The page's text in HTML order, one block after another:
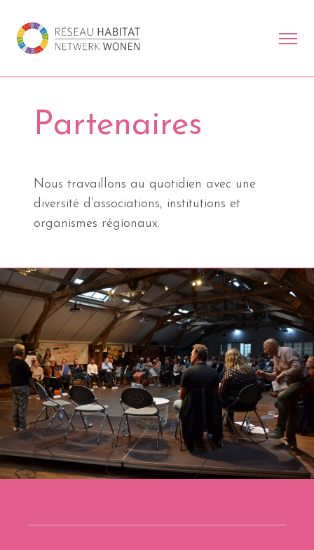
Partenaires
Nous travaillons au quotidien avec une
diversité d’associations, institutions et
organismes régionaux.